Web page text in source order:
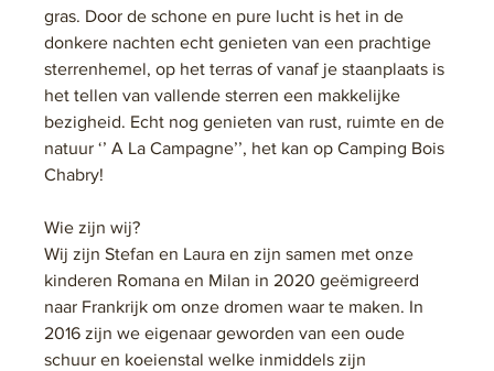
gras. Door de schone en pure lucht is het in de
donkere nachten echt genieten van een prachtige
sterrenhemel, op het terras of vanaf je staanplaats is
het tellen van vallende sterren een makkelijke
bezigheid. Echt nog genieten van rust, ruimte en de
natuur ‘’ A La Campagne’’, het kan op Camping Bois
Chabry!
Wie zijn wij?
Wij zijn Stefan en Laura en zijn samen met onze
kinderen Romana en Milan in 2020 geëmigreerd
naar Frankrijk om onze dromen waar te maken. In
2016 zijn we eigenaar geworden van een oude
schuur en koeienstal welke inmiddels zijn